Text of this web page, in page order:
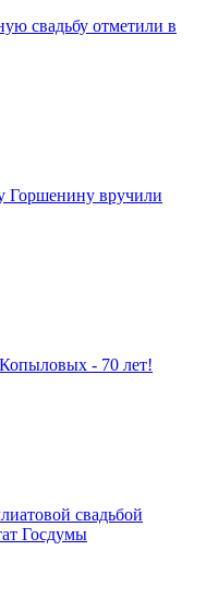
свадьбу отметили в
Горшенину вручили
- 70 лет!
свадьбой
Госдумы